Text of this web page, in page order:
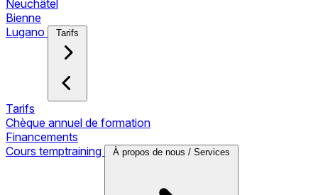
Neuchâtel
Bienne
Lugano
Tarifs
Tarifs
Chèque annuel de formation
Financements
Cours temptraining
À propos de nous / Services